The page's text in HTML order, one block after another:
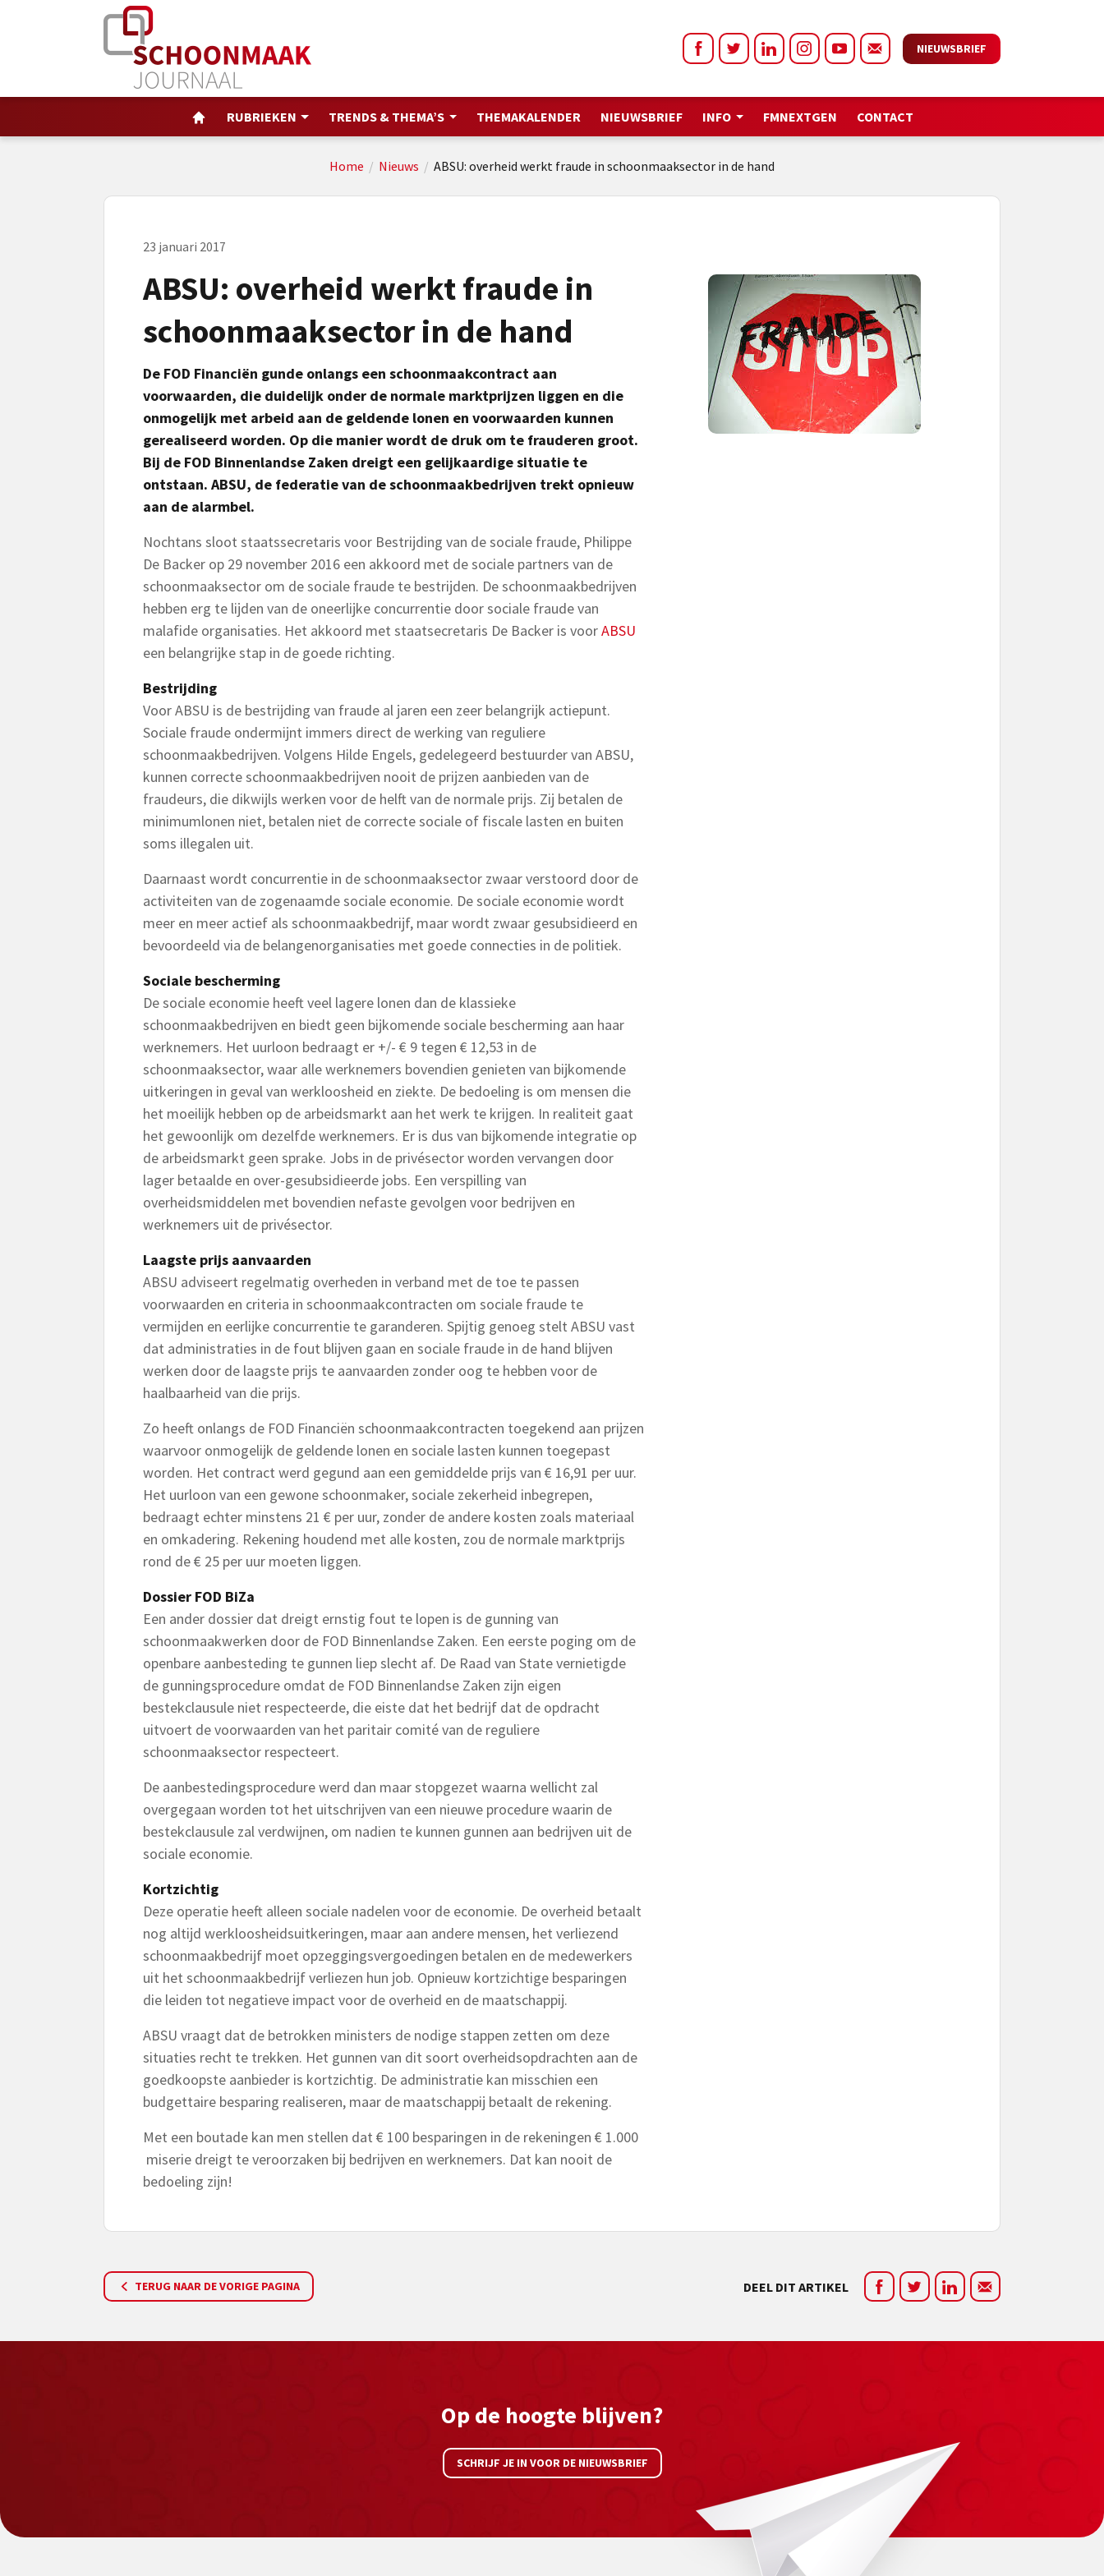
NIEUWSBRIEF
RUBRIEKEN TRENDS & THEMA’S THEMAKALENDER NIEUWSBRIEF INFO FMNEXTGEN CONTACT
Home / Nieuws / ABSU: overheid werkt fraude in schoonmaaksector in de hand
23 januari 2017
ABSU: overheid werkt fraude in
schoonmaaksector in de hand
De FOD Financiën gunde onlangs een schoonmaakcontract aan
voorwaarden, die duidelijk onder de normale marktprijzen liggen en die
onmogelijk met arbeid aan de geldende lonen en voorwaarden kunnen
gerealiseerd worden. Op die manier wordt de druk om te frauderen groot.
Bij de FOD Binnenlandse Zaken dreigt een gelijkaardige situatie te
ontstaan. ABSU, de federatie van de schoonmaakbedrijven trekt opnieuw
aan de alarmbel.
Nochtans sloot staatssecretaris voor Bestrijding van de sociale fraude, Philippe
De Backer op 29 november 2016 een akkoord met de sociale partners van de
schoonmaaksector om de sociale fraude te bestrijden. De schoonmaakbedrijven
hebben erg te lijden van de oneerlijke concurrentie door sociale fraude van
malafide organisaties. Het akkoord met staatsecretaris De Backer is voorABSU
een belangrijke stap in de goede richting.
Bestrijding
Voor ABSU is de bestrijding van fraude al jaren een zeer belangrijk actiepunt.
Sociale fraude ondermijnt immers direct de werking van reguliere
schoonmaakbedrijven. Volgens Hilde Engels, gedelegeerd bestuurder van ABSU,
kunnen correcte schoonmaakbedrijven nooit de prijzen aanbieden van de
fraudeurs, die dikwijls werken voor de helft van de normale prijs. Zij betalen de
minimumlonen niet, betalen niet de correcte sociale of fiscale lasten en buiten
soms illegalen uit.
Daarnaast wordt concurrentie in de schoonmaaksector zwaar verstoord door de
activiteiten van de zogenaamde sociale economie. De sociale economie wordt
meer en meer actief als schoonmaakbedrijf, maar wordt zwaar gesubsidieerd en
bevoordeeld via de belangenorganisaties met goede connecties in de politiek.
Sociale bescherming
De sociale economie heeft veel lagere lonen dan de klassieke
schoonmaakbedrijven en biedt geen bijkomende sociale bescherming aan haar
werknemers. Het uurloon bedraagt er +/- € 9 tegen € 12,53 in de
schoonmaaksector, waar alle werknemers bovendien genieten van bijkomende
uitkeringen in geval van werkloosheid en ziekte. De bedoeling is om mensen die
het moeilijk hebben op de arbeidsmarkt aan het werk te krijgen. In realiteit gaat
het gewoonlijk om dezelfde werknemers. Er is dus van bijkomende integratie op
de arbeidsmarkt geen sprake. Jobs in de privésector worden vervangen door
lager betaalde en over-gesubsidieerde jobs. Een verspilling van
overheidsmiddelen met bovendien nefaste gevolgen voor bedrijven en
werknemers uit de privésector.
Laagste prijs aanvaarden
ABSU adviseert regelmatig overheden in verband met de toe te passen
voorwaarden en criteria in schoonmaakcontracten om sociale fraude te
vermijden en eerlijke concurrentie te garanderen. Spijtig genoeg stelt ABSU vast
dat administraties in de fout blijven gaan en sociale fraude in de hand blijven
werken door de laagste prijs te aanvaarden zonder oog te hebben voor de
haalbaarheid van die prijs.
Zo heeft onlangs de FOD Financiën schoonmaakcontracten toegekend aan prijzen
waarvoor onmogelijk de geldende lonen en sociale lasten kunnen toegepast
worden. Het contract werd gegund aan een gemiddelde prijs van € 16,91 per uur.
Het uurloon van een gewone schoonmaker, sociale zekerheid inbegrepen,
bedraagt echter minstens 21 € per uur, zonder de andere kosten zoals materiaal
en omkadering. Rekening houdend met alle kosten, zou de normale marktprijs
rond de € 25 per uur moeten liggen.
Dossier FOD BiZa
Een ander dossier dat dreigt ernstig fout te lopen is de gunning van
schoonmaakwerken door de FOD Binnenlandse Zaken. Een eerste poging om de
openbare aanbesteding te gunnen liep slecht af. De Raad van State vernietigde
de gunningsprocedure omdat de FOD Binnenlandse Zaken zijn eigen
bestekclausule niet respecteerde, die eiste dat het bedrijf dat de opdracht
uitvoert de voorwaarden van het paritair comité van de reguliere
schoonmaaksector respecteert.
De aanbestedingsprocedure werd dan maar stopgezet waarna wellicht zal
overgegaan worden tot het uitschrijven van een nieuwe procedure waarin de
bestekclausule zal verdwijnen, om nadien te kunnen gunnen aan bedrijven uit de
sociale economie.
Kortzichtig
Deze operatie heeft alleen sociale nadelen voor de economie. De overheid betaalt
nog altijd werkloosheidsuitkeringen, maar aan andere mensen, het verliezend
schoonmaakbedrijf moet opzeggingsvergoedingen betalen en de medewerkers
uit het schoonmaakbedrijf verliezen hun job. Opnieuw kortzichtige besparingen
die leiden tot negatieve impact voor de overheid en de maatschappij.
ABSU vraagt dat de betrokken ministers de nodige stappen zetten om deze
situaties recht te trekken. Het gunnen van dit soort overheidsopdrachten aan de
goedkoopste aanbieder is kortzichtig. De administratie kan misschien een
budgettaire besparing realiseren, maar de maatschappij betaalt de rekening.
Met een boutade kan men stellen dat € 100 besparingen in de rekeningen € 1.000
miserie dreigt te veroorzaken bij bedrijven en werknemers. Dat kan nooit de
bedoeling zijn!
TERUG NAAR DE VORIGE PAGINA DEEL DIT ARTIKEL
Op de hoogte blijven?
SCHRIJF JE IN VOOR DE NIEUWSBRIEF